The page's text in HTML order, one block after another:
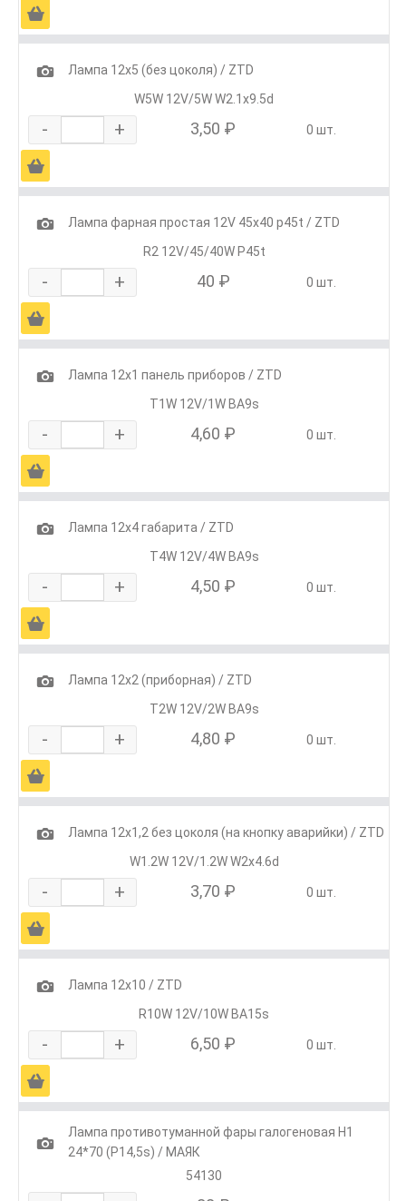
Ä
1
Лампа 12х5 (без цоколя) / ZTD
W5W 12V/5W W2.1x9.5d
- + 3,50 ₽ 0 шт.
Ä
1
Лампа фарная простая 12V 45х40 p45t / ZTD
R2 12V/45/40W P45t
- + 40 ₽ 0 шт.
Ä
1
Лампа 12х1 панель приборов / ZTD
T1W 12V/1W BA9s
- + 4,60 ₽ 0 шт.
Ä
1
Лампа 12х4 габарита / ZTD
T4W 12V/4W BA9s
- + 4,50 ₽ 0 шт.
Ä
1
Лампа 12х2 (приборная) / ZTD
T2W 12V/2W BA9s
- + 4,80 ₽ 0 шт.
Ä
1
Лампа 12х1,2 без цоколя (на кнопку аварийки) / ZTD
W1.2W 12V/1.2W W2x4.6d
- + 3,70 ₽ 0 шт.
Ä
1
Лампа 12х10 / ZTD
R10W 12V/10W BA15s
- + 6,50 ₽ 0 шт.
Ä
1
Лампа противотуманной фары галогеновая Н1
24*70 (P14,5s) / МАЯК
54130